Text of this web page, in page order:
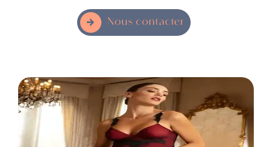
Nous contacter